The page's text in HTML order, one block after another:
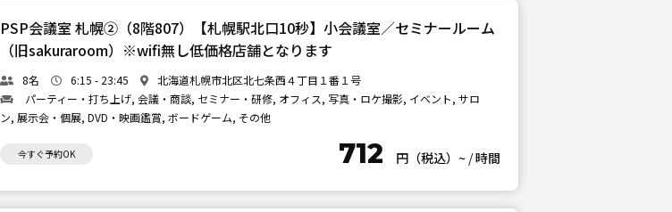
PSP会議室 札幌②（8階807）【札幌駅北口10秒】小会議室／セミナールーム
（旧sakuraroom）※wifi無し低価格店舗となります
8名 6:15 - 23:45
北海道札幌市北区北七条西４丁目１番１号
パーティー・打ち上げ, 会議・商談, セミナー・研修, オフィス, 写真・ロケ撮影, イベント, サロ
ン, 展示会・個展, DVD・映画鑑賞, ボードゲーム, その他
今すぐ予約OK 712 円（税込）~ /時間